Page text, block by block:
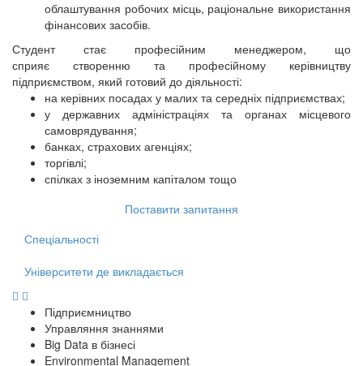
облаштування робочих місць, раціональне використання
фінансових засобів.
Студент стає професійним менеджером, що
сприяє створенню та професійному керівництву
підприємством, який готовий до діяльності:
на керівних посадах у малих та середніх підприємствах;
у державних адміністраціях та органах місцевого
самоврядування;
банках, страхових агенціях;
торгівлі;
спілках з іноземним капіталом тощо
Поставити запитання
Спеціальності
Університети де викладається
Підприємництво
Управляння знаннями
Big Data в бізнесі
Environmental Management